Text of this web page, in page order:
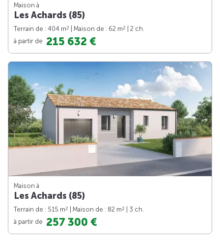
Maison à
Les Achards (85)
Terrain de : 404 m2 | Maison de : 62 m2
| 2 ch.
à partir de 215 632 €
Maison à
Les Achards (85)
Terrain de : 515 m2 | Maison de : 82 m2
| 3 ch.
à partir de 257 300 €